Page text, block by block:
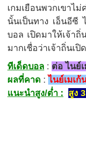
เกมเยือนพวกเขาไ
นั้นเป็นทาง เอ็นอีซี
บอล เปิดมาให้เจ้า
มากเชื่อว่าเจ้าถิ่นเ
ทีเด็ดบอล : ต่อ ไนย์
ผลที่คาด :ไนย์เมเก้
แนะนำสูง/ต่ำ : สูง